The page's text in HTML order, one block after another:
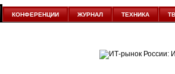
КОНФЕРЕНЦИИ ЖУРНАЛ ТЕХНИКА ТВ